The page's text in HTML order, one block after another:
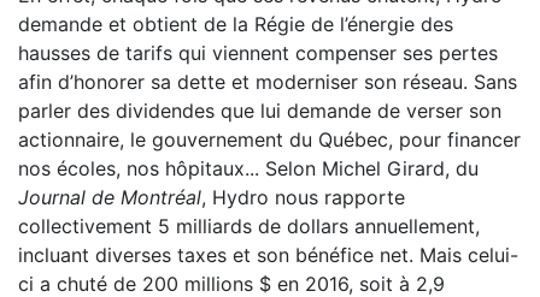
demande et obtient de la Régie de l’énergie des
hausses de tarifs qui viennent compenser ses pertes
afin d’honorer sa dette et moderniser son réseau. Sans
parler des dividendes que lui demande de verser son
actionnaire, le gouvernement du Québec, pour financer
nos écoles, nos hôpitaux... Selon Michel Girard, du
Journal de Montréal, Hydro nous rapporte
collectivement 5 milliards de dollars annuellement,
incluant diverses taxes et son bénéfice net. Mais celui-
ci a chuté de 200 millions $ en 2016, soit à 2,9